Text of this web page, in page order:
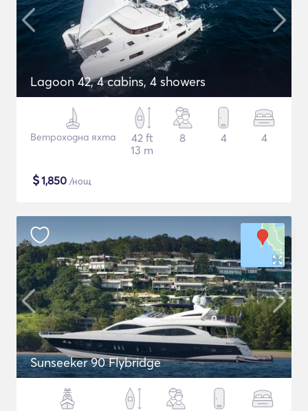
Lagoon 42, 4 cabins, 4 showers
Ветроходна яхта
42 ft
13 m
8 4 4
$1,850 /нощ
Sunseeker 90 Flybridge